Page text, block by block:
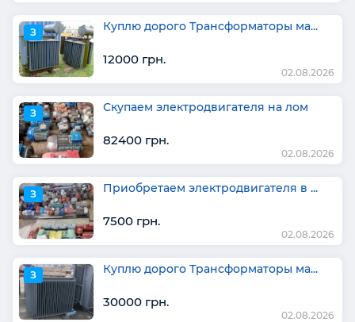
З Куплю дорого Трансформаторы ма...
12000 грн.
02.08.2026
З Скупаем электродвигателя на лом
82400 грн.
02.08.2026
З Приобретаем электродвигателя в ...
7500 грн.
02.08.2026
З Куплю дорого Трансформаторы ма...
30000 грн.
02.08.2026